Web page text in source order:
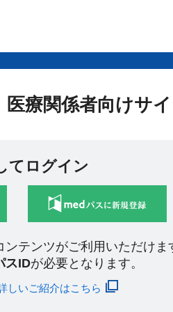
療関係者向けサ
てログイン
テンツがご利用いただけま
スIDが必要となります。
しいご紹介はこちら